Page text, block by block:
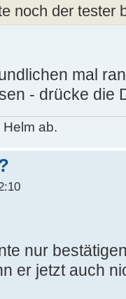
noch der tester
mal
- drücke die
ab.
nur
er jetzt auch